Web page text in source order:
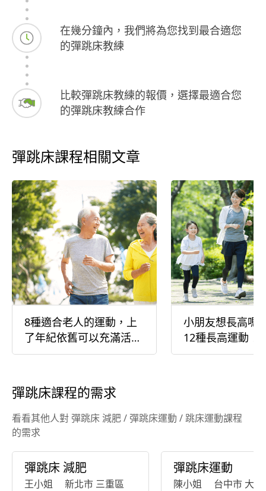
在幾分鐘內，我們將為您找到最合適您
的彈跳床教練
比較彈跳床教練的報價，選擇最適合您
的彈跳床教練合作
彈跳床課程相關文章
8種適合老人的運動，上
了年紀依舊可以充滿活
力、身體健康
小朋友想長高嗎
12種長高運動！
彈跳床課程的需求
看看其他人對 彈跳床 減肥 / 彈跳床運動 / 跳床運動課程
的需求
彈跳床 減肥
王小姐 新北市 三重區
彈跳床運動
陳小姐 台中市 大